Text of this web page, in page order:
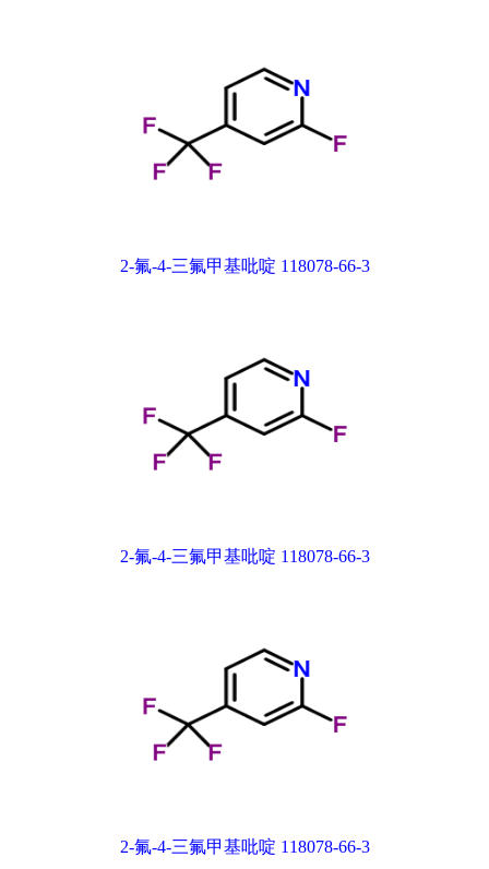
2-氟-4-三氟甲基吡啶 118078-66-3
2-氟-4-三氟甲基吡啶 118078-66-3
2-氟-4-三氟甲基吡啶 118078-66-3